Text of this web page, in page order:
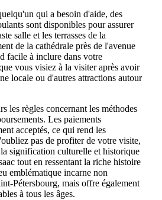
qui a besoin d'aide, des
sont disponibles pour assurer
salle et les terrasses de la
de la cathédrale près de l'avenue
facile à inclure dans votre
vous visiez à la visiter après avoir
locale ou d'autres attractions autour
les règles concernant les méthodes
Les paiements
acceptés, ce qui rend les
pas de profiter de votre visite,
signification culturelle et historique
tout en ressentant la riche histoire
emblématique incarne non
Pétersbourg, mais offre également
à tous les âges.